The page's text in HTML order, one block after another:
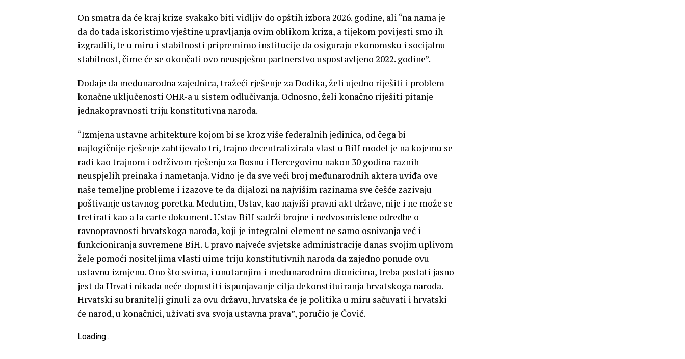
On smatra da će kraj krize svakako biti vidljiv do opštih izbora 2026. godine, ali “na nama je
da do tada iskoristimo vještine upravljanja ovim oblikom kriza, a tijekom povijesti smo ih
izgradili, te u miru i stabilnosti pripremimo institucije da osiguraju ekonomsku i socijalnu
stabilnost, čime će se okončati ovo neuspješno partnerstvo uspostavljeno 2022. godine”.
Dodaje da međunarodna zajednica, tražeći rješenje za Dodika, želi ujedno riješiti i problem
konačne uključenosti OHR-a u sistem odlučivanja. Odnosno, želi konačno riješiti pitanje
jednakopravnosti triju konstitutivna naroda.
“Izmjena ustavne arhitekture kojom bi se kroz više federalnih jedinica, od čega bi
najlogičnije rješenje zahtijevalo tri, trajno decentralizirala vlast u BiH model je na kojemu se
radi kao trajnom i održivom rješenju za Bosnu i Hercegovinu nakon 30 godina raznih
neuspjelih preinaka i nametanja. Vidno je da sve veći broj međunarodnih aktera uviđa ove
naše temeljne probleme i izazove te da dijalozi na najvišim razinama sve češće zazivaju
poštivanje ustavnog poretka. Međutim, Ustav, kao najviši pravni akt države, nije i ne može se
tretirati kao a la carte dokument. Ustav BiH sadrži brojne i nedvosmislene odredbe o
ravnopravnosti hrvatskoga naroda, koji je integralni element ne samo osnivanja već i
funkcioniranja suvremene BiH. Upravo najveće svjetske administracije danas svojim uplivom
žele pomoći nositeljima vlasti uime triju konstitutivnih naroda da zajedno ponude ovu
ustavnu izmjenu. Ono što svima, i unutarnjim i međunarodnim dionicima, treba postati jasno
jest da Hrvati nikada neće dopustiti ispunjavanje cilja dekonstituiranja hrvatskoga naroda.
Hrvatski su branitelji ginuli za ovu državu, hrvatska će je politika u miru sačuvati i hrvatski
će narod, u konačnici, uživati sva svoja ustavna prava”, poručio je Čović.
Loading...